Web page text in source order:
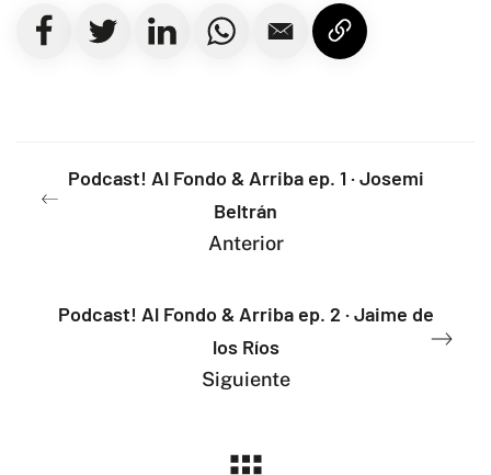
Podcast! Al Fondo & Arriba ep. 1 · Josemi
Beltrán
Anterior
Podcast! Al Fondo & Arriba ep. 2 · Jaime de
los Ríos
Siguiente